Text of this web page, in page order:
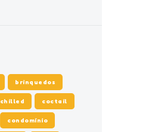
brinquedos
chilled coctail
condomínio